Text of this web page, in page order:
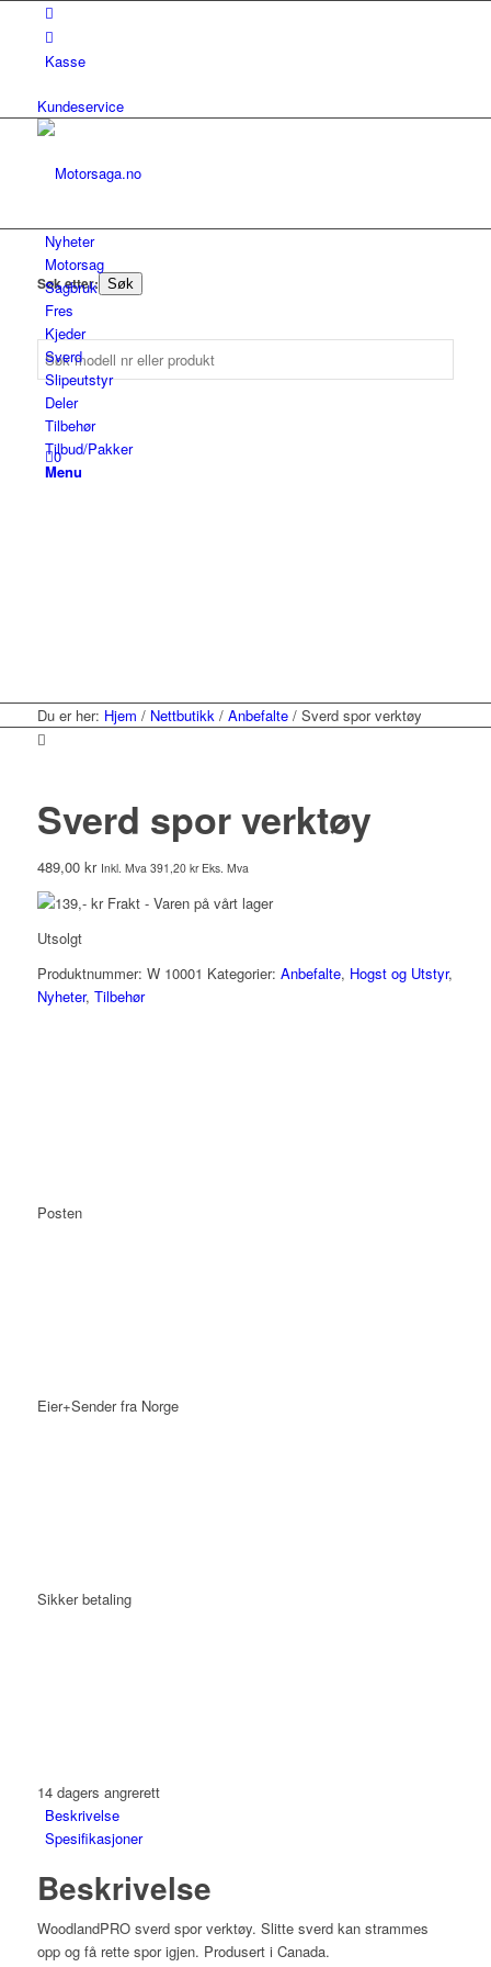
Kasse
Kundeservice
Søk etter: Søk
0
Nyheter
Motorsag
Sagbruk
Fres
Kjeder
Sverd
Slipeutstyr
Deler
Tilbehør
Tilbud/Pakker
Menu
Du er her: Hjem / Nettbutikk / Anbefalte / Sverd spor verktøy
Sverd spor verktøy
489,00 kr Inkl. Mva 391,20 krEks. Mva
139,- kr Frakt - Varen på vårt lager
Utsolgt
Produktnummer: W 10001 Kategorier: Anbefalte, Hogst og Utstyr,
Nyheter, Tilbehør
Posten
Eier+Sender fra Norge
Sikker betaling
14 dagers angrerett
Beskrivelse
Spesifikasjoner
Beskrivelse
WoodlandPRO sverd spor verktøy. Slitte sverd kan strammes
opp og få rette spor igjen. Produsert i Canada.